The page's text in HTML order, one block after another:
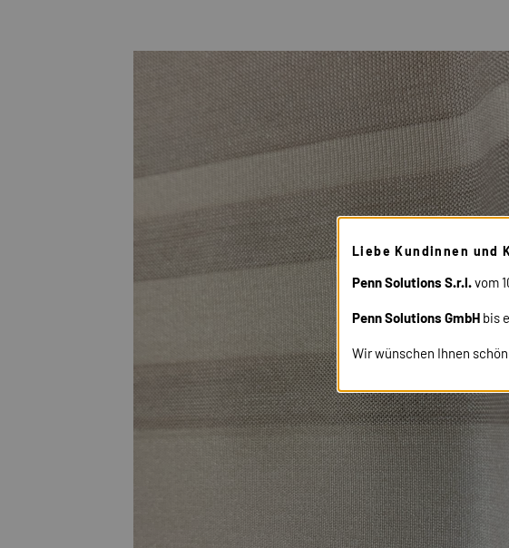
Liebe Kundinnen und
Penn Solutions S.r.l.vom
Penn Solutions GmbH bis
Wir wünschen Ihnen